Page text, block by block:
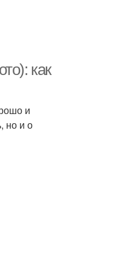
как
и
но и о